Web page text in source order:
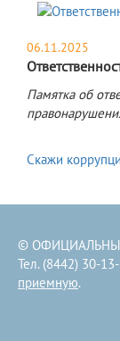
06.11.2025
Памятка об
Скажи
©
Тел. (8442) 30-
приемную.